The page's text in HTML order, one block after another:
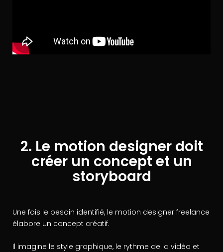
2. Le motion designer doit
créer un concept et un
storyboard
Une fois le besoin identifié, le motion designer freelance
élabore un concept créatif.
Il imagine le style graphique, le rythme de la vidéo et